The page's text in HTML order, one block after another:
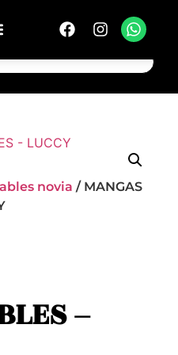
novia / MANGAS
–